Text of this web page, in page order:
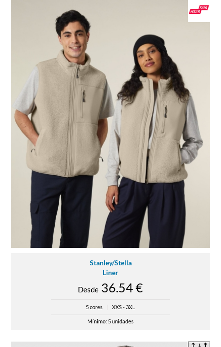
Stanley/Stella
Liner
Desde 36.54 €
5 cores XXS - 3XL
Mínimo: 5 unidades